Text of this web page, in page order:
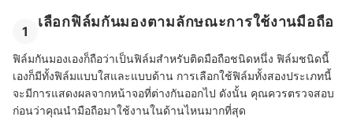
1
เลือกฟิล์มกันมองตามลักษณะการใช้งานมือถือ
ฟิล์มกันมองเองก็ถือว่าเป็นฟิล์มสำหรับติดมือถือชนิดหนึ่ง ฟิล์มชนิดนี้
เองก็มีทั้งฟิล์มแบบใสและแบบด้าน การเลือกใช้ฟิล์มทั้งสองประเภทนี้
จะมีการแสดงผลจากหน้าจอที่ต่างกันออกไป ดังนั้น คุณควรตรวจสอบ
ก่อนว่าคุณนำมือถือมาใช้งานในด้านไหนมากที่สุด